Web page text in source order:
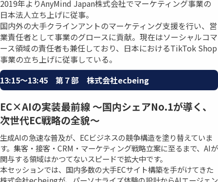
2019年よりAnyMind Japan株式会社でマーケティング事業の
日本法人立ち上げに従事。
国内外の大手クラインアントのマーケティング支援を行い、営
業責任者として事業のグロースに貢献。現在はソーシャルコマ
ース領域の責任者も兼任しており、日本におけるTikTok Shop
事業の立ち上げに従事している。
13:15〜13:45 第７部 株式会社ecbeing
EC×AIの実装最前線 ～国内シェアNo.1が導く、
次世代EC戦略の全貌～
生成AIの急速な普及が、ECビジネスの競争構造を塗り替えていま
す。集客・接客・CRM・マーケティング戦略立案に至るまで、AIが
関与する領域はかつてないスピードで拡大中です。
本セッションでは、国内多数の大手ECサイト構築を手がけてきた